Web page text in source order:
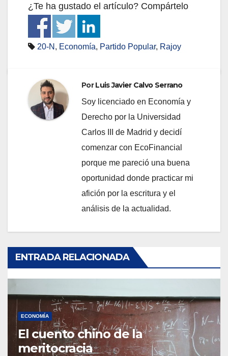
¿Te ha gustado el artículo? Compártelo
20-N , Economía, Partido Popular, Rajoy
PorLuis Javier Calvo Serrano
Soy licenciado en Economía y
Derecho por la Universidad
Carlos III de Madrid y decidí
comenzar con EcoFinancial
porque me pareció una buena
oportunidad donde practicar mi
afición por la escritura y el
análisis de la actualidad.
ENTRADA RELACIONADA
ECONOMÍA
El cuento chino de la
meritocracia